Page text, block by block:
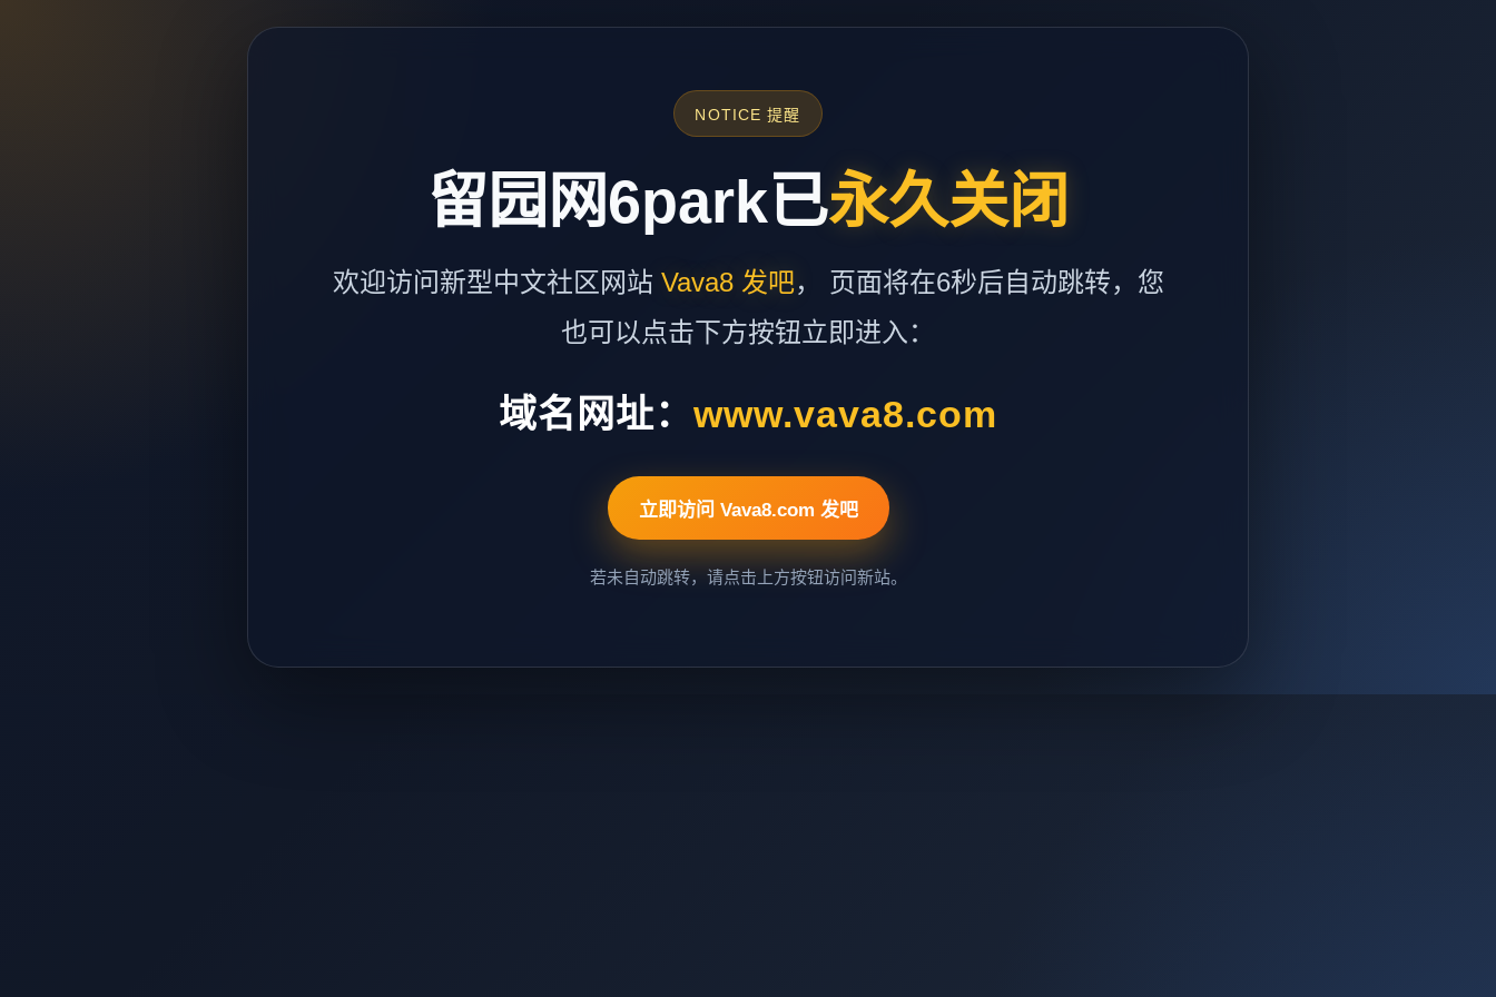
NOTICE 提醒
留园网6park已永久关闭
欢迎访问新型中文社区网站 Vava8 发吧， 页面将在6秒后自动跳转，您
也可以点击下方按钮立即进入：
域名网址： www.vava8.com
立即访问 Vava8.com 发吧
若未自动跳转，请点击上方按钮访问新站。